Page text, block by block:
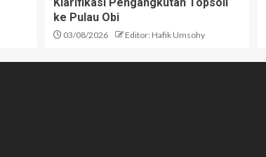
ke Pulau Obi
03/08/2026 Editor: Hafik Umsohy